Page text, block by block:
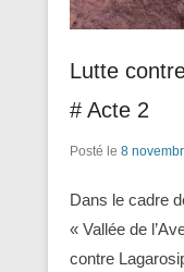
Lutte
# Acte 2
Posté le 8
Dans le cadre
« Vallée de
contre